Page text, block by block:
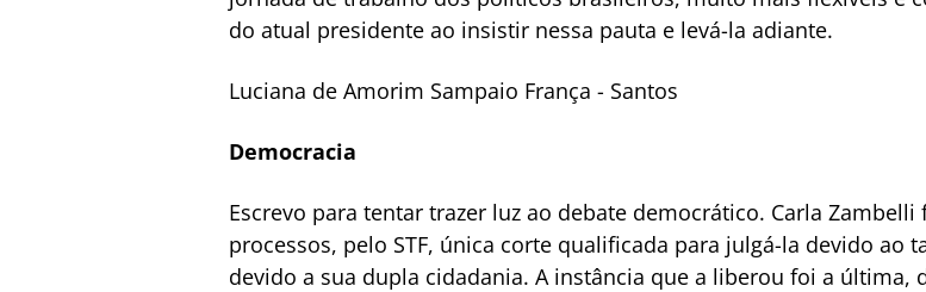
do atual presidente ao insistir nessa pauta e levá-la adiante.
Luciana de Amorim Sampaio França - Santos
Democracia
Escrevo para tentar trazer luz ao debate democrático. Carla
processos, pelo STF, única corte qualificada para julgá-la devido ao
devido a sua dupla cidadania. A instância que a liberou foi a última,